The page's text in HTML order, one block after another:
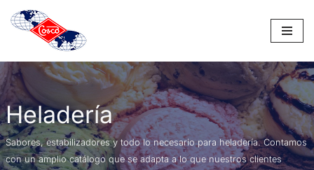
Saltar
contenido
Heladería
Sabores, estabilizadores y todo lo necesario para heladería. Contamos
con un amplio catálogo que se adapta a lo que nuestros clientes